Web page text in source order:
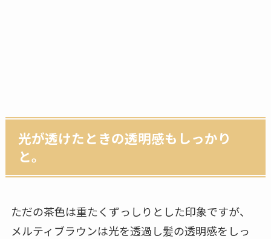
光が透けたときの透明感もしっかり
と。
ただの茶色は重たくずっしりとした印象ですが、
メルティブラウンは光を透過し髪の透明感をしっ